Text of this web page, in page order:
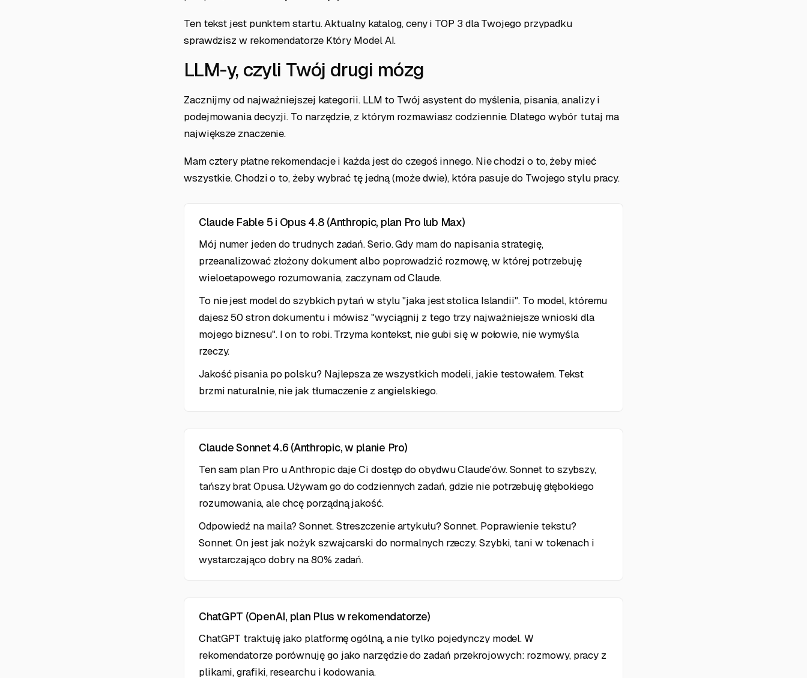
Ten tekst jest punktem startu. Aktualny katalog, ceny i TOP 3 dla Twojego przypadku
sprawdzisz w rekomendatorze Który Model AI.
LLM-y, czyli Twój drugi mózg
Zacznijmy od najważniejszej kategorii. LLM to Twój asystent do myślenia, pisania, analizy i
podejmowania decyzji. To narzędzie, z którym rozmawiasz codziennie. Dlatego wybór tutaj ma
największe znaczenie.
Mam cztery płatne rekomendacje i każda jest do czegoś innego. Nie chodzi o to, żeby mieć
wszystkie. Chodzi o to, żeby wybrać tę jedną (może dwie), która pasuje do Twojego stylu pracy.
Claude Fable 5 i Opus 4.8 (Anthropic, plan Pro lub Max)
Mój numer jeden do trudnych zadań. Serio. Gdy mam do napisania strategię,
przeanalizować złożony dokument albo poprowadzić rozmowę, w której potrzebuję
wieloetapowego rozumowania, zaczynam od Claude.
To nie jest model do szybkich pytań w stylu "jaka jest stolica Islandii". To model, któremu
dajesz 50 stron dokumentu i mówisz "wyciągnij z tego trzy najważniejsze wnioski dla
mojego biznesu". I on to robi. Trzyma kontekst, nie gubi się w połowie, nie wymyśla
rzeczy.
Jakość pisania po polsku? Najlepsza ze wszystkich modeli, jakie testowałem. Tekst
brzmi naturalnie, nie jak tłumaczenie z angielskiego.
Claude Sonnet 4.6 (Anthropic, w planie Pro)
Ten sam plan Pro u Anthropic daje Ci dostęp do obydwu Claude'ów. Sonnet to szybszy,
tańszy brat Opusa. Używam go do codziennych zadań, gdzie nie potrzebuję głębokiego
rozumowania, ale chcę porządną jakość.
Odpowiedź na maila? Sonnet. Streszczenie artykułu? Sonnet. Poprawienie tekstu?
Sonnet. On jest jak nożyk szwajcarski do normalnych rzeczy. Szybki, tani w tokenach i
wystarczająco dobry na 80% zadań.
ChatGPT (OpenAI, plan Plus w rekomendatorze)
ChatGPT traktuję jako platformę ogólną, a nie tylko pojedynczy model. W
rekomendatorze porównuję go jako narzędzie do zadań przekrojowych: rozmowy, pracy z
plikami, grafiki, researchu i kodowania.